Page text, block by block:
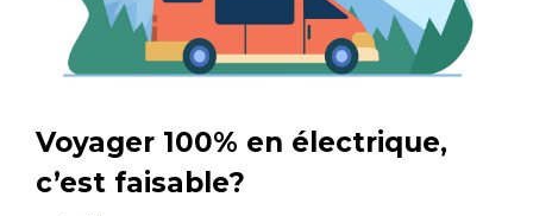
Voyager 100% en électrique,
c’est faisable?